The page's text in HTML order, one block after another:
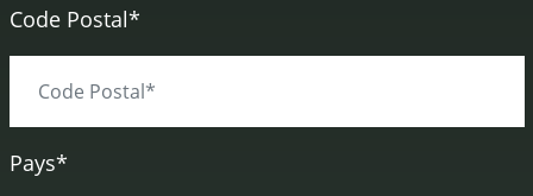
Code Postal*
Pays*